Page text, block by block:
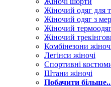
Жіночий одяг для
Жіночий одяг з
Жіночий
Жіночий
Комбінезони
Легінси жіночі
Спортивні
Штани жіночі
Побачити